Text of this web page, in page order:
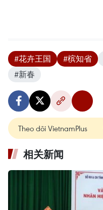
#花卉王国 #槟知省
#新春
Theo dõi VietnamPlus
相关新闻